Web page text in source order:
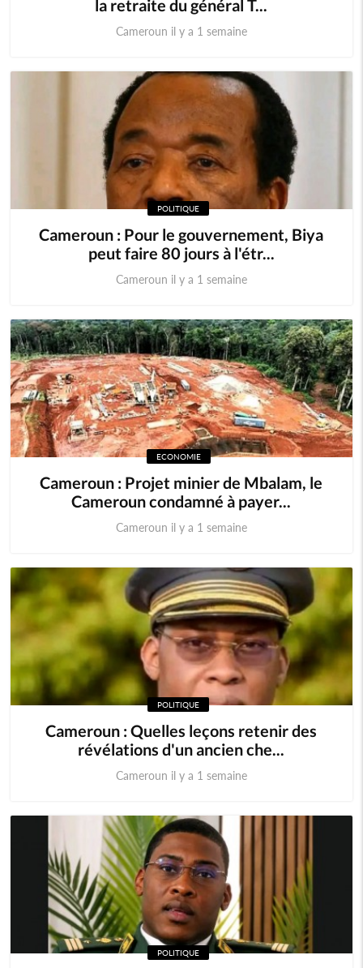
la retraite du général T...
Cameroun il y a 1 semaine
POLITIQUE
Cameroun : Pour le gouvernement, Biya
peut faire 80 jours à l'étr...
Cameroun il y a 1 semaine
ECONOMIE
Cameroun : Projet minier de Mbalam, le
Cameroun condamné à payer...
Cameroun il y a 1 semaine
POLITIQUE
Cameroun : Quelles leçons retenir des
révélations d'un ancien che...
Cameroun il y a 1 semaine
POLITIQUE